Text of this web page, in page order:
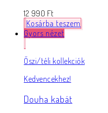
12 990 Ft
Kosárba teszem
Gyors nézet
Őszi/téli kollekciók
Kedvencekhez!
Douha kabát